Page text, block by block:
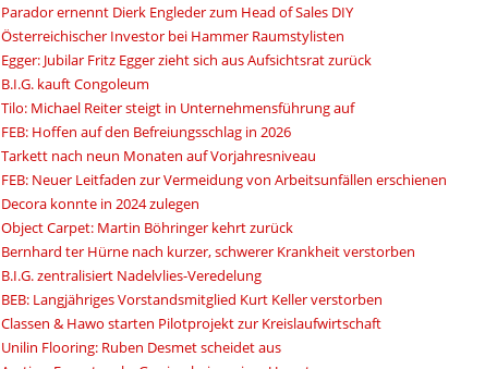
Parador ernennt Dierk Engleder zum Head of Sales DIY
Österreichischer Investor bei Hammer Raumstylisten
Egger: Jubilar Fritz Egger zieht sich aus Aufsichtsrat zurück
B.I.G. kauft Congoleum
Tilo: Michael Reiter steigt in Unternehmensführung auf
FEB: Hoffen auf den Befreiungsschlag in 2026
Tarkett nach neun Monaten auf Vorjahresniveau
FEB: Neuer Leitfaden zur Vermeidung von Arbeitsunfällen erschienen
Decora konnte in 2024 zulegen
Object Carpet: Martin Böhringer kehrt zurück
Bernhard ter Hürne nach kurzer, schwerer Krankheit verstorben
B.I.G. zentralisiert Nadelvlies-Veredelung
BEB: Langjähriges Vorstandsmitglied Kurt Keller verstorben
Classen & Hawo starten Pilotprojekt zur Kreislaufwirtschaft
Unilin Flooring: Ruben Desmet scheidet aus